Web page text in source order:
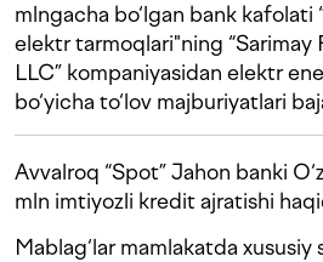
mlngacha bo‘lgan bank kafolati
elektr tarmoqlari"ning “Sarimay
LLC” kompaniyasidan elektr
bo‘yicha to‘lov majburiyatlari
Avvalroq “Spot” Jahon banki
mln imtiyozli kredit ajratishi
Mablag‘lar mamlakatda